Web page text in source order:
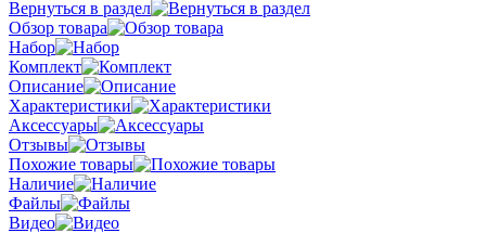
Вернуться в раздел
Обзор товара
Набор
Комплект
Описание
Характеристики
Аксессуары
Отзывы
Похожие товары
Наличие
Файлы
Видео